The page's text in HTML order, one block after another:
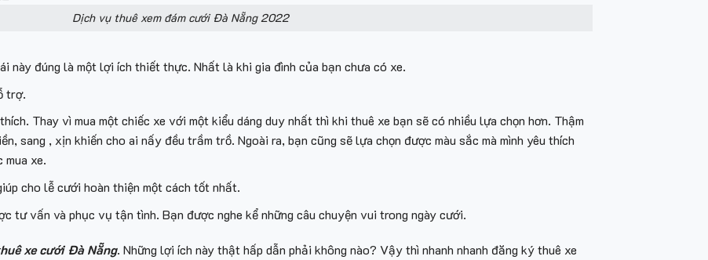
Dịch vụ thuê xem đám cưới Đà Nẵng 2022
này đúng là một lợi ích thiết thực. Nhất là khi gia đình của bạn chưa có xe.
trợ.
Thay vì mua một chiếc xe với một kiểu dáng duy nhất thì khi thuê xe bạn sẽ có nhiều lựa chọn hơn. Thậm
sang , xịn khiến cho ai nấy đều trầm trồ. Ngoài ra, bạn cũng sẽ lựa chọn được màu sắc mà mình yêu thích
xe.
cho lễ cưới hoàn thiện một cách tốt nhất.
tư vấn và phục vụ tận tình. Bạn được nghe kể những câu chuyện vui trong ngày cưới.
xe cưới Đà Nẵng. Những lợi ích này thật hấp dẫn phải không nào? Vậy thì nhanh nhanh đăng ký thuê xe